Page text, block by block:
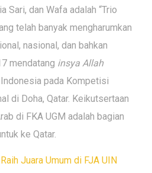
Sari, dan Wafa adalah “Trio
telah banyak mengharumkan
nasional, dan bahkan
mendatang insya Allah
pada Kompetisi
di Doha, Qatar. Keikutsertaan
di FKA UGM adalah bagian
ke Qatar.
Juara Umum di FJA UIN